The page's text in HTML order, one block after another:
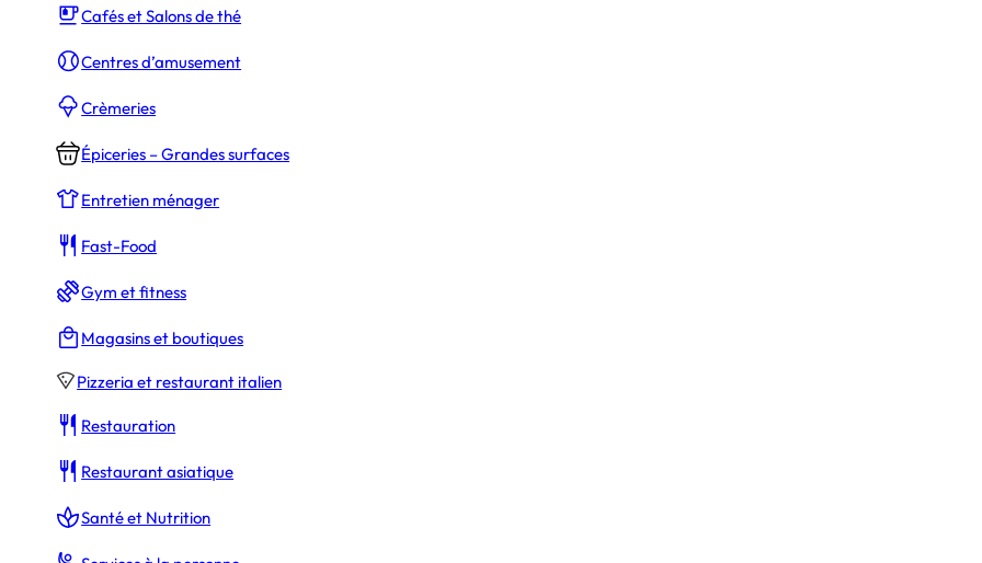
Cafés et Salons de thé
Centres d’amusement
Crèmeries
Épiceries – Grandes surfaces
Entretien ménager
Fast-Food
Gym et fitness
Magasins et boutiques
Pizzeria et restaurant italien
Restauration
Restaurant asiatique
Santé et Nutrition
droits d’entrée (N/C)